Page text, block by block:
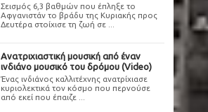
Σεισμός 6,3 βαθμών που έπληξε το
Αφγανιστάν το βράδυ της Κυριακής προς
Δευτέρα στοίχισε τη ζωή σε ...
Ανατριχιαστική μουσική από έναν
ινδιάνο μουσικό του δρόμου (Video)
Ένας ινδιάνος καλλιτέχνης ανατρίχιασε
κυριολεκτικά τον κόσμο που περνούσε
από εκεί που έπαιζε ...